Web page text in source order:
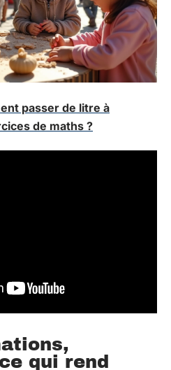
passer de litre à
de maths ?
qui rend